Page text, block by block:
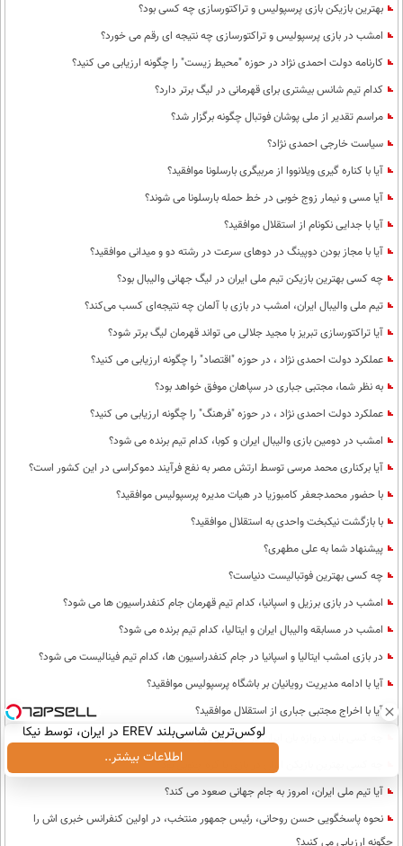
بهترین بازیکن بازی پرسپولیس و تراکتورسازی چه کسی بود؟
امشب در بازی پرسپولیس و تراکتورسازی چه نتیجه ای رقم می خورد؟
کارنامه دولت احمدی نژاد در حوزه "محیط زیست" را چگونه ارزیابی می کنید؟
کدام تیم شانس بیشتری برای قهرمانی در لیگ برتر دارد؟
مراسم تقدیر از ملی پوشان فوتبال چگونه برگزار شد؟
سیاست خارجی احمدی نژاد؟
آیا با کناره گیری ویلانووا از مربیگری بارسلونا موافقید؟
آیا مسی و نیمار زوج خوبی در خط حمله بارسلونا می شوند؟
آیا با جدایی نکونام از استقلال موافقید؟
آیا با مجاز بودن دوپینگ در دوهای سرعت در رشته دو و میدانی موافقید؟
چه کسی بهترین بازیکن تیم ملی ایران در لیگ جهانی والیبال بود؟
تیم ملی والیبال ایران، امشب در بازی با آلمان چه نتیجه‌ای کسب می‌کند؟
آیا تراکتورسازی تبریز با مجید جلالی می تواند قهرمان لیگ برتر شود؟
عملکرد دولت احمدی نژاد ، در حوزه "اقتصاد" را چگونه ارزیابی می کنید؟
به نظر شما، مجتبی جباری در سپاهان موفق خواهد بود؟
عملکرد دولت احمدی نژاد ، در حوزه "فرهنگ" را چگونه ارزیابی می کنید؟
امشب در دومین بازی والیبال ایران و کوبا، کدام تیم برنده می شود؟
آیا برکناری محمد مرسی توسط ارتش مصر به نفع فرآیند دموکراسی در این کشور است؟
با حضور محمدجعفر کامبوزیا در هیات مدیره پرسپولیس موافقید؟
با بازگشت نیکبخت واحدی به استقلال موافقید؟
پیشنهاد شما به علی مطهری؟
چه کسی بهترین فوتبالیست دنیاست؟
امشب در بازی برزیل و اسپانیا، کدام تیم قهرمان جام کنفدراسیون ها می شود؟
امشب در مسابقه والیبال ایران و ایتالیا، کدام تیم برنده می شود؟
در بازی امشب ایتالیا و اسپانیا در جام کنفدراسیون ها، کدام تیم فینالیست می شود؟
آیا با ادامه مدیریت رویانیان بر باشگاه پرسپولیس موافقید؟
آیا با اخراج مجتبی جباری از استقلال موافقید؟
چه کسی باید دروازه بان ایران در جام جهانی باشد؟
چه کسی بهترین بازیکن ایران در بازی با کره جنوبی بود؟
آیا تیم ملی ایران، امروز به جام جهانی صعود می کند؟
نحوه پاسخگویی حسن روحانی، رئیس جمهور منتخب، در اولین کنفرانس خبری اش را
چگونه ارزیابی می کنید؟
لوکس‌ترین شاسی‌بلند EREV در ایران، توسط نیکا
موتور رونمایی شد!
اطلاعات بیشتر..